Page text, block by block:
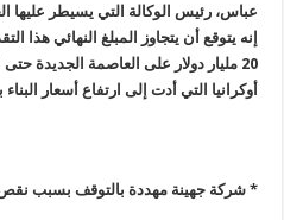
عباس، رئيس الوكالة التي يسيطر عليها
إنه يتوقع أن يتجاوز المبلغ النهائي هذا
20 مليار دولار على العاصمة الجديدة
أوكرانيا التي أدت إلى ارتفاع أسعار البناء بنحو 10
*شركة جهينة مهددة بالتوقف بسبب نقص